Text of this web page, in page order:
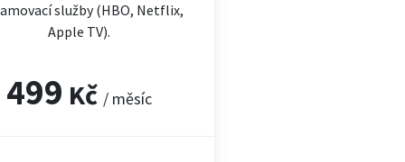
služby (HBO, Netflix,
Apple TV).
499 Kč / měsíc